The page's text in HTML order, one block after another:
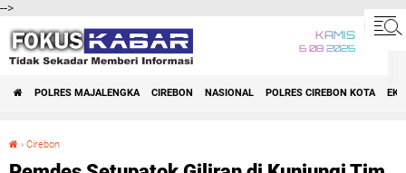
-->
KAMIS
6 08 2026
POLRES MAJALENGKA CIREBON NASIONAL POLRES CIREBON KOTA
› Cirebon